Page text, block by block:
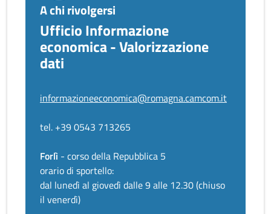
A chi rivolgersi
Ufficio Informazione
economica - Valorizzazione
dati
informazioneeconomica@romagna.camcom.it
tel. +39 0543 713265
Forlì - corso della Repubblica 5
orario di sportello:
dal lunedì al giovedì dalle 9 alle 12.30 (chiuso
il venerdì)